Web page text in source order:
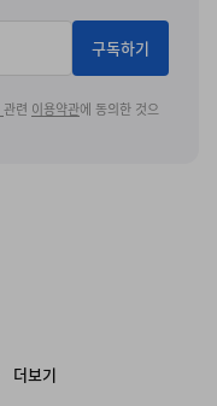
구독하기
관련 이용약관에 동의한 것으
더보기